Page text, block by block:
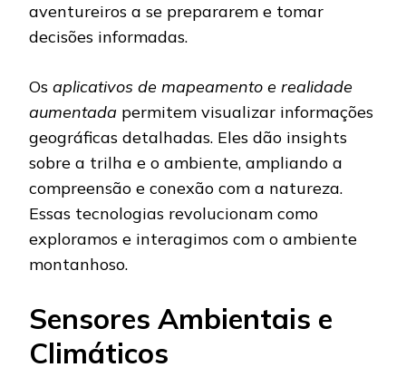
aventureiros a se prepararem e tomar
decisões informadas.
Os aplicativos de mapeamento e realidade
aumentada permitem visualizar informações
geográficas detalhadas. Eles dão insights
sobre a trilha e o ambiente, ampliando a
compreensão e conexão com a natureza.
Essas tecnologias revolucionam como
exploramos e interagimos com o ambiente
montanhoso.
Sensores Ambientais e
Climáticos